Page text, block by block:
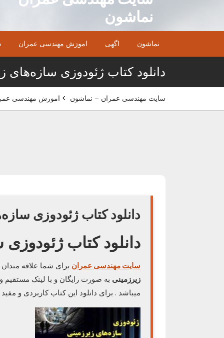
content
نماشون
نماشون اگهی اموزش مهندسی عمران
دانلود کتاب ژئودوزی سازه‌های
سایت مهندسی عمران – نماشون > اموزش مهندسی
دانلود کتاب ژئودوزی
دانلود کتاب
سایت مهندسی عمران برای شما علاقه
زیرزمینی به صورت رایگان و با لینک مستقیم
میباشد . برای دانلود این کتاب کاربردی و